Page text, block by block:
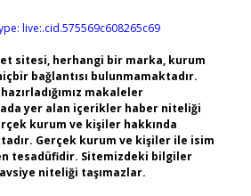
live:.cid.575569c608265c69
sitesi, herhangi bir marka, kurum
bağlantısı bulunmamaktadır.
makaleler
yer alan içerikler haber niteliği
kurum ve kişiler hakkında
Gerçek kurum ve kişiler ile isim
tesadüfidir. Sitemizdeki bilgiler
niteliği taşımazlar.